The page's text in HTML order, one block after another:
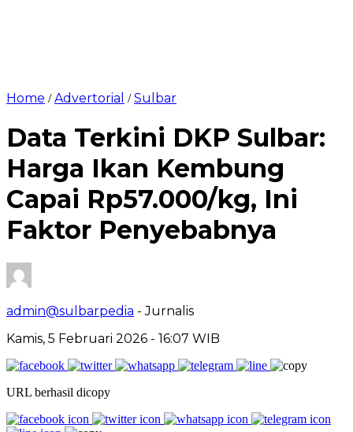
Home /Advertorial /Sulbar
Data Terkini DKP Sulbar:
Harga Ikan Kembung
Capai Rp57.000/kg, Ini
Faktor Penyebabnya
admin@sulbarpedia - Jurnalis
Kamis, 5 Februari 2026 - 16:07 WIB
URL berhasil dicopy